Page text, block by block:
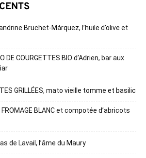
Bruchet-Márquez, l’huile d’olive et
DE COURGETTES BIO d’Adrien, bar aux
GRILLÉES, mato vieille tomme et basilic
BLANC et compotée d’abricots
de Lavail, l’âme du Maury